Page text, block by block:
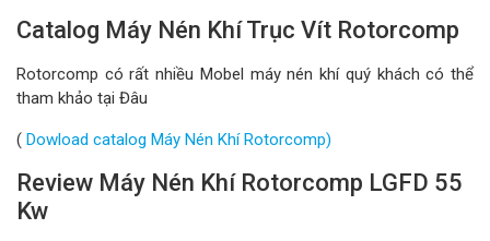
Catalog Máy Nén Khí Trục Vít Rotorcomp
Rotorcomp có rất nhiều Mobel máy nén khí quý khách có thể
tham khảo tại Đâu
( Dowload catalog Máy Nén Khí Rotorcomp)
Review Máy Nén Khí Rotorcomp LGFD 55
Kw